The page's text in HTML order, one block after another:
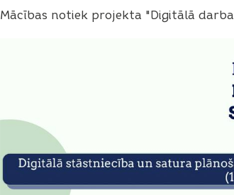
Mācības notiek projekta "Digitālā